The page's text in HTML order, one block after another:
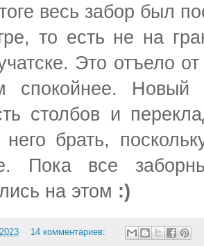
весь забор был
то есть не на
Это отъело
спокойнее. Новый
столбов и
него брать,
Пока все
на этом :)
14 комментариев: